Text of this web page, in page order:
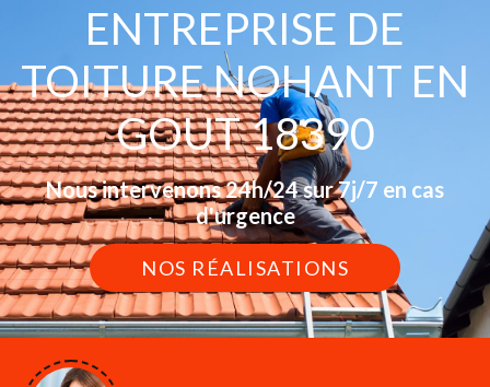
ENTREPRISE DE
TOITURE NOHANT EN
GOUT 18390
Nous intervenons 24h/24 sur 7j/7 en cas
d'urgence
NOS RÉALISATIONS